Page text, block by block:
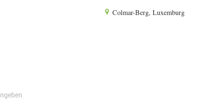
Colmar-Berg, Luxemburg